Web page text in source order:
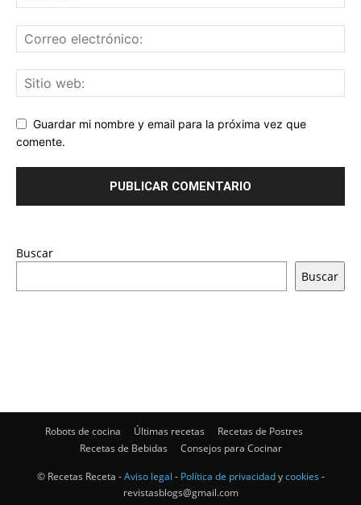
Guardar mi nombre y email para la próxima vez que
comente.
Buscar
Buscar
Robots de cocina Últimas recetas
Recetas de Postres
Recetas de Bebidas
Consejos para Cocinar
© Recetas Receta -Aviso legal - Política de privacidadycookies -
revistasblogs@gmail.com